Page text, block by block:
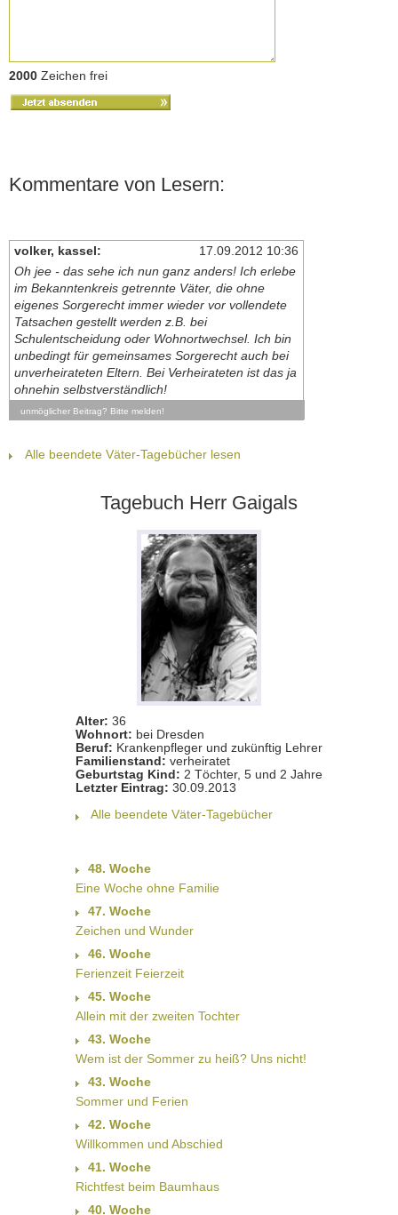
2000 Zeichen frei
Kommentare von Lesern:
volker, kassel:
17.09.2012 10:36
Oh jee - das sehe ich nun ganz anders! Ich erlebe
im Bekanntenkreis getrennte Väter, die ohne
eigenes Sorgerecht immer wieder vor vollendete
Tatsachen gestellt werden z.B. bei
Schulentscheidung oder Wohnortwechsel. Ich bin
unbedingt für gemeinsames Sorgerecht auch bei
unverheirateten Eltern. Bei Verheirateten ist das ja
ohnehin selbstverständlich!
unmöglicher Beitrag? Bitte melden!
Alle beendete Väter-Tagebücher lesen
Tagebuch Herr Gaigals
Alter: 36
Wohnort: bei Dresden
Beruf: Krankenpfleger und zukünftig Lehrer
Familienstand: verheiratet
Geburtstag Kind: 2 Töchter, 5 und 2 Jahre
Letzter Eintrag: 30.09.2013
Alle beendete Väter-Tagebücher
48. Woche
Eine Woche ohne Familie
47. Woche
Zeichen und Wunder
46. Woche
Ferienzeit Feierzeit
45. Woche
Allein mit der zweiten Tochter
43. Woche
Wem ist der Sommer zu heiß? Uns nicht!
43. Woche
Sommer und Ferien
42. Woche
Willkommen und Abschied
41. Woche
Richtfest beim Baumhaus
40. Woche